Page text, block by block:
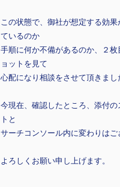
この状態で、御社が想定する効
ているのか
手順に何か不備があるのか、２
ョットを見て
心配になり相談をさせて頂きまし
今現在、確認したところ、添付
トと
サーチコンソール内に変わりはご
よろしくお願い申し上げます。